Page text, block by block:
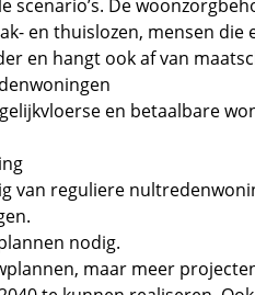
scenario’s. De
en thuislozen, mensen
en hangt ook af van
en betaalbare
van reguliere
nodig.
maar meer